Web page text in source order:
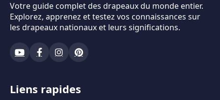
Votre guide complet des drapeaux du monde entier.
Explorez, apprenez et testez vos connaissances sur
les drapeaux nationaux et leurs significations.
Liens rapides